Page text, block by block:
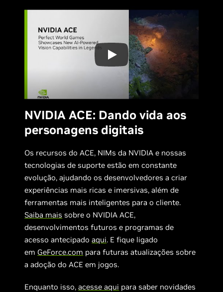
NVIDIA ACE: Dando vida aos
personagens digitais
Os recursos do ACE, NIMs da NVIDIA e nossas
tecnologias de suporte estão em constante
evolução, ajudando os desenvolvedores a criar
experiências mais ricas e imersivas, além de
ferramentas mais inteligentes para o cliente.
Saiba mais sobre o NVIDIA ACE,
desenvolvimentos futuros e programas de
acesso antecipadoaqui. E fique ligado
em GeForce.com para futuras atualizações sobre
a adoção do ACE em jogos.
Enquanto isso,acesse aqui para saber novidades